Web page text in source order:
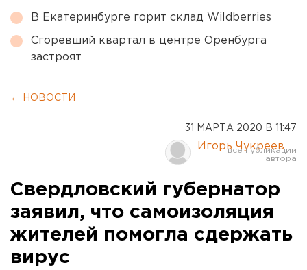
В Екатеринбурге горит склад Wildberries
Сгоревший квартал в центре Оренбурга
застроят
← НОВОСТИ
31 МАРТА 2020 В 11:47
Игорь Чукреев
Свердловский губернатор
заявил, что самоизоляция
жителей помогла сдержать
вирус